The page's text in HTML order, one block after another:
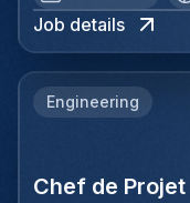
verantwoordelijk
strategische
van de
prospectie
Job details
Engineering
Chef de Projet